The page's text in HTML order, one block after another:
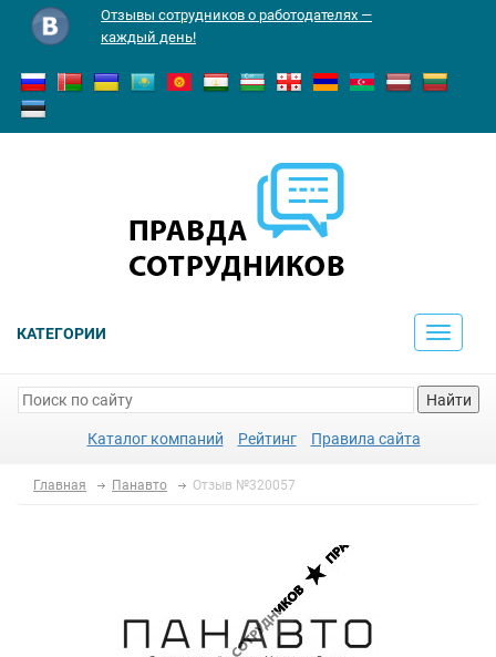
Отзывы сотрудников о работодателях —
каждый день!
КАТЕГОРИИ
Toggle
Найти
Каталог компаний Рейтинг Правила сайта
Главная Панавто Отзыв №320057